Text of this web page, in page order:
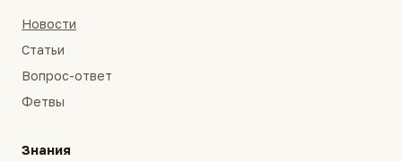
Новости
Статьи
Вопрос-ответ
Фетвы
Знания